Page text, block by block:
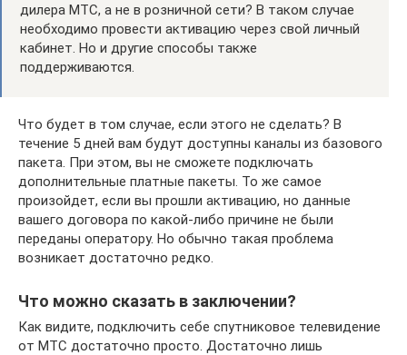
дилера МТС, а не в розничной сети? В таком случае
необходимо провести активацию через свой личный
кабинет. Но и другие способы также
поддерживаются.
Что будет в том случае, если этого не сделать? В
течение 5 дней вам будут доступны каналы из базового
пакета. При этом, вы не сможете подключать
дополнительные платные пакеты. То же самое
произойдет, если вы прошли активацию, но данные
вашего договора по какой-либо причине не были
переданы оператору. Но обычно такая проблема
возникает достаточно редко.
Что можно сказать в заключении?
Как видите, подключить себе спутниковое телевидение
от МТС достаточно просто. Достаточно лишь